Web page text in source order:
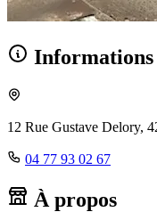
Informations
12 Rue Gustave Delory,
04 77 93 02 67
À propos